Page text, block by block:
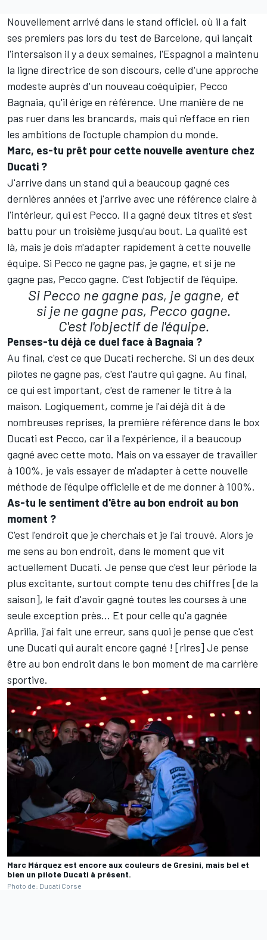
Nouvellement arrivé dans le stand officiel, où il a fait
ses premiers pas lors du test de Barcelone, qui lançait
l'intersaison il y a deux semaines, l'Espagnol a maintenu
la ligne directrice de son discours, celle d'une approche
modeste auprès d'un nouveau coéquipier, Pecco
Bagnaia, qu'il érige en référence. Une manière de ne
pas ruer dans les brancards, mais qui n'efface en rien
les ambitions de l'octuple champion du monde.
Marc, es-tu prêt pour cette nouvelle aventure chez
Ducati ?
J'arrive dans un stand qui a beaucoup gagné ces
dernières années et j'arrive avec une référence claire à
l'intérieur, qui est Pecco. Il a gagné deux titres et s'est
battu pour un troisième jusqu'au bout. La qualité est
là, mais je dois m'adapter rapidement à cette nouvelle
équipe. Si Pecco ne gagne pas, je gagne, et si je ne
gagne pas, Pecco gagne. C'est l'objectif de l'équipe.
Si Pecco ne gagne pas, je gagne, et
si je ne gagne pas, Pecco gagne.
C'est l'objectif de l'équipe.
Penses-tu déjà ce duel face à Bagnaia ?
Au final, c'est ce que Ducati recherche. Si un des deux
pilotes ne gagne pas, c'est l'autre qui gagne. Au final,
ce qui est important, c'est de ramener le titre à la
maison. Logiquement, comme je l'ai déjà dit à de
nombreuses reprises, la première référence dans le box
Ducati est Pecco, car il a l'expérience, il a beaucoup
gagné avec cette moto. Mais on va essayer de travailler
à 100%, je vais essayer de m'adapter à cette nouvelle
méthode de l'équipe officielle et de me donner à 100%.
As-tu le sentiment d'être au bon endroit au bon
moment ?
C'est l'endroit que je cherchais et je l'ai trouvé. Alors je
me sens au bon endroit, dans le moment que vit
actuellement Ducati. Je pense que c'est leur période la
plus excitante, surtout compte tenu des chiffres [de la
saison], le fait d'avoir gagné toutes les courses à une
seule exception près… Et pour celle qu'a gagnée
Aprilia, j'ai fait une erreur, sans quoi je pense que c'est
une Ducati qui aurait encore gagné ! [rires] Je pense
être au bon endroit dans le bon moment de ma carrière
sportive.
Marc Márquez est encore aux couleurs de Gresini, mais bel et
bien un pilote Ducati à présent.
Photo de: Ducati Corse